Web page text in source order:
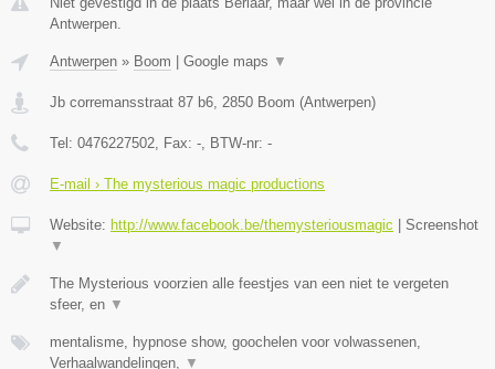
Antwerpen.
Antwerpen » Boom | Google maps ▼
Jb corremansstraat 87 b6 2850 Boom (Antwerpen)
Tel: 0476227502 , Fax: - , BTW-nr: -
E-mail › The mysterious magic productions
Website: http://www.facebook.be/themysteriousmagic | Screenshot
▼
The Mysterious voorzien alle feestjes van een niet te vergeten
sfeer, en ▼
mentalisme, hypnose show, goochelen voor volwassenen,
Verhaalwandelingen,
▼